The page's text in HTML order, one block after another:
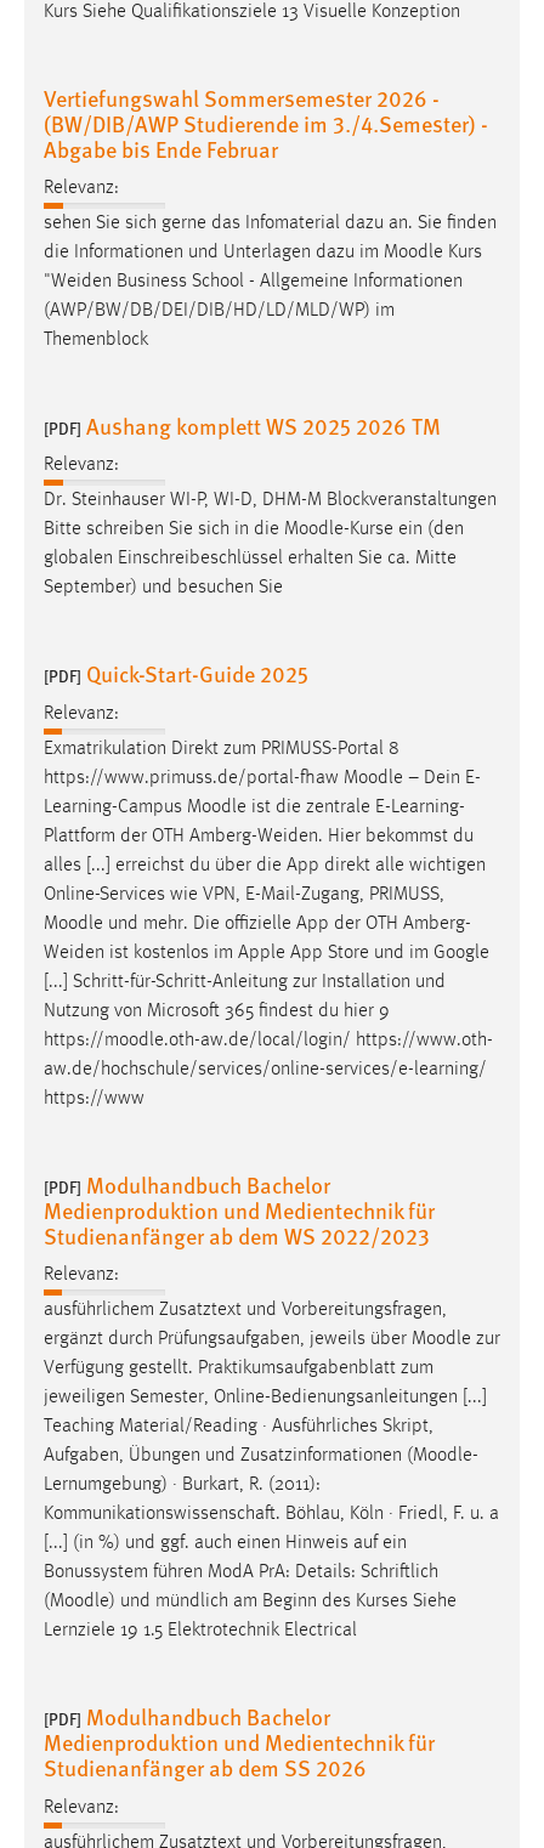
Kurs Siehe Qualifikationsziele 13 Visuelle Konzeption
Vertiefungswahl Sommersemester 2026 -
(BW/DIB/AWP Studierende im 3./4.Semester) -
Abgabe bis Ende Februar
Relevanz:
sehen Sie sich gerne das Infomaterial dazu an. Sie finden
die Informationen und Unterlagen dazu im Moodle Kurs
"Weiden Business School - Allgemeine Informationen
(AWP/BW/DB/DEI/DIB/HD/LD/MLD/WP) im
Themenblock
[PDF] Aushang komplett WS 2025 2026 TM
Relevanz:
Dr. Steinhauser WI-P, WI-D, DHM-M Blockveranstaltungen
Bitte schreiben Sie sich in die Moodle-Kurse ein (den
globalen Einschreibeschlüssel erhalten Sie ca. Mitte
September) und besuchen Sie
[PDF] Quick-Start-Guide 2025
Relevanz:
Exmatrikulation Direkt zum PRIMUSS-Portal 8
https://www.primuss.de/portal-fhaw Moodle – Dein E-
Learning-Campus Moodle ist die zentrale E-Learning-
Plattform der OTH Amberg-Weiden. Hier bekommst du
alles [...] erreichst du über die App direkt alle wichtigen
Online-Services wie VPN, E-Mail-Zugang, PRIMUSS,
Moodle und mehr. Die offizielle App der OTH Amberg-
Weiden ist kostenlos im Apple App Store und im Google
[...] Schritt-für-Schritt-Anleitung zur Installation und
Nutzung von Microsoft 365 findest du hier 9
https://moodle.oth-aw.de/local/login/ https://www.oth-
aw.de/hochschule/services/online-services/e-learning/
https://www
[PDF] Modulhandbuch Bachelor
Medienproduktion und Medientechnik für
Studienanfänger ab dem WS 2022/2023
Relevanz:
ausführlichem Zusatztext und Vorbereitungsfragen,
ergänzt durch Prüfungsaufgaben, jeweils über Moodle zur
Verfügung gestellt. Praktikumsaufgabenblatt zum
jeweiligen Semester, Online-Bedienungsanleitungen [...]
Teaching Material/Reading · Ausführliches Skript,
Aufgaben, Übungen und Zusatzinformationen (Moodle-
Lernumgebung) · Burkart, R. (2011):
Kommunikationswissenschaft. Böhlau, Köln · Friedl, F. u. a
[...] (in %) und ggf. auch einen Hinweis auf ein
Bonussystem führen ModA PrA: Details: Schriftlich
(Moodle) und mündlich am Beginn des Kurses Siehe
Lernziele 19 1.5 Elektrotechnik Electrical
[PDF] Modulhandbuch Bachelor
Medienproduktion und Medientechnik für
Studienanfänger ab dem SS 2026
Relevanz:
ausführlichem Zusatztext und Vorbereitungsfragen,